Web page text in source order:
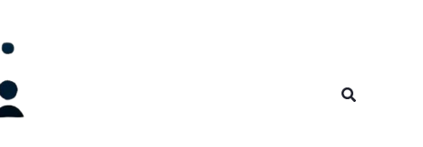
Suchen